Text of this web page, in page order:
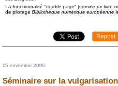
La fonctionnalité "double page" (comme un livre
de pilotage Bibliothèque numérique européenne
Repost
15 novembre 2006
Séminaire sur la